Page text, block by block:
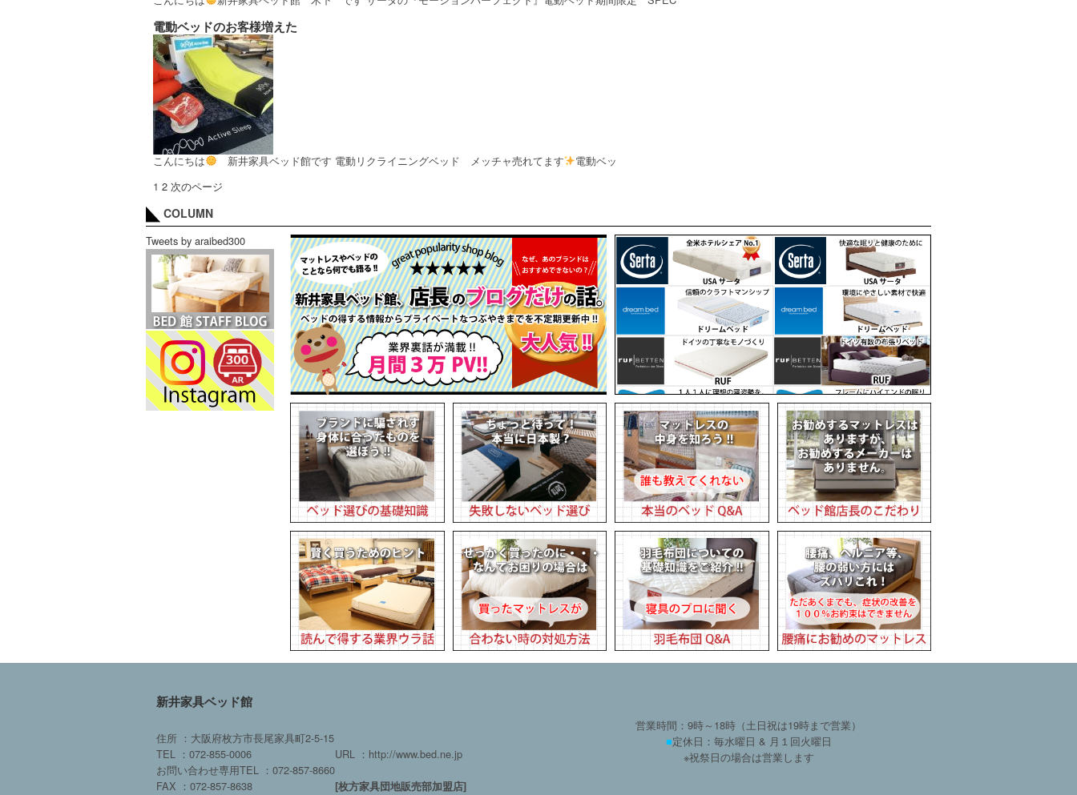
電動ベッドのお客様増えた
こんにちは 新井家具ベッド館です 電動リクライニングベッド メッチャ売れてます
電動ベッ
1 2 次のページ
COLUMN
Tweets by araibed300
新井家具ベッド館
住所 ：大阪府枚方市長尾家具町2-5-15
TEL ：072-855-0006
お問い合わせ専用TEL ：072-857-8660
FAX ：072-857-8638
URL ：http://www.bed.ne.jp
[枚方家具団地販売部加盟店]
営業時間：9時～18時（土日祝は19時まで営業）
■定休日：毎水曜日 & 月１回火曜日
※祝祭日の場合は営業します